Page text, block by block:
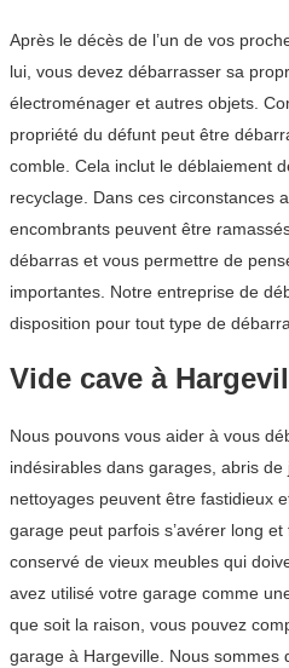
Après le décès de l’un de vos
lui, vous devez débarrasser sa
électroménager et autres objets.
propriété du défunt peut être
comble. Cela inclut le déblaiement
recyclage. Dans ces circonstances
encombrants peuvent être
débarras et vous permettre de
importantes. Notre entreprise de
disposition pour tout type de
Vide cave à
Nous pouvons vous aider à vous
indésirables dans garages, abris
nettoyages peuvent être fastidieux
garage peut parfois s’avérer long
conservé de vieux meubles qui
avez utilisé votre garage comme
que soit la raison, vous pouvez
garage à Hargeville. Nous sommes